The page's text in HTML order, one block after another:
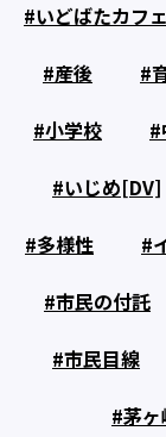
いどばたカフェ
産後
小学校
いじめ[DV]
多様性
市民の付託
市民目線
茅